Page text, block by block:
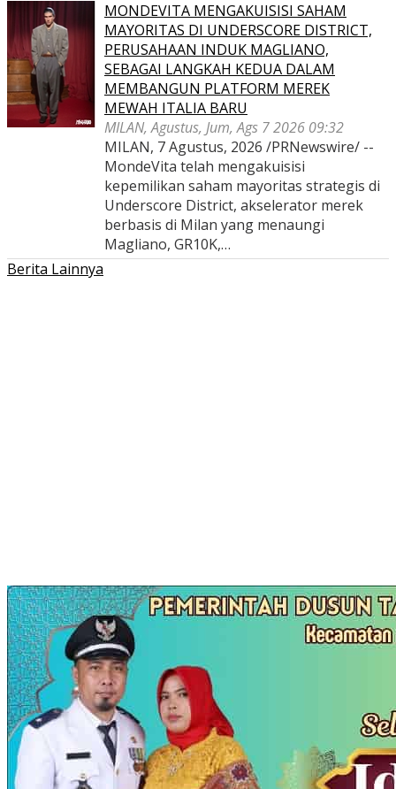
MONDEVITA MENGAKUISISI SAHAM
MAYORITAS DI UNDERSCORE DISTRICT,
PERUSAHAAN INDUK MAGLIANO,
SEBAGAI LANGKAH KEDUA DALAM
MEMBANGUN PLATFORM MEREK
MEWAH ITALIA BARU
MILAN, Agustus, Jum, Ags 7 2026 09:32
MILAN, 7 Agustus, 2026 /PRNewswire/ --
MondeVita telah mengakuisisi
kepemilikan saham mayoritas strategis di
Underscore District, akselerator merek
berbasis di Milan yang menaungi
Magliano, GR10K,…
Berita Lainnya